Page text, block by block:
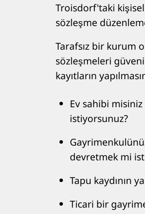
Troisdorf'taki
sözleşme
Tarafsız bir kurum
sözleşmeleri
kayıtların
Ev sahibi
istiyorsunuz?
devretmek mi
Tapu kaydının
Ticari bir